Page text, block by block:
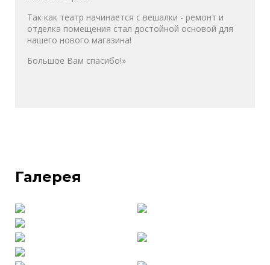
Так как театр начинается с вешалки - ремонт и
отделка помещения стал достойной основой для
нашего нового магазина!
Большое Вам спасибо!»
Галерея